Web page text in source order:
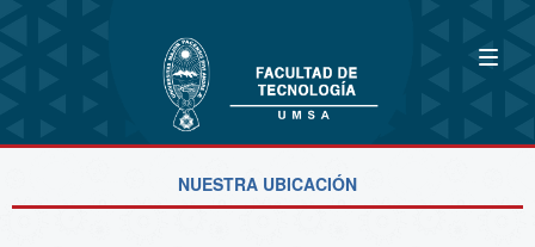
NUESTRA UBICACIÓN